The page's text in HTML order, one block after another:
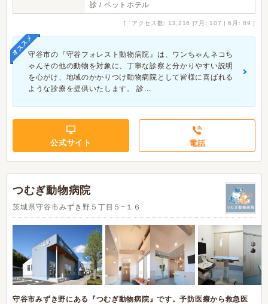
診 / ペットホテル
↑ アクセス数: 13,216 [7月: 107 | 6月: 89 ]
オススメ守谷市の『守谷フォレスト動物病院』は、ワンちゃんネコち
ゃんその他の動物を対象に、丁寧な診察と分かりやすい説明
を心がけ、地域のかかりつけ動物病院として皆様に喜ばれる
ような診療を提供いたします。 診...
公式サイト 電話
つむぎ動物病院
茨城県守谷市みずき野５丁目５−１６
守谷市みずき野にある『つむぎ動物病院』です。予防医療から救急医